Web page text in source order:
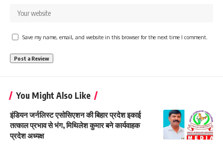
Save my name, email, and website in this browser for the next time I comment.
You Might Also Like
इंडियन जर्नलिस्ट एसोसिएशन की बिहार प्रदेश इकाई
तत्काल प्रभाव से भंग, मिथिलेश कुमार बने कार्यवाहक
प्रदेश अध्यक्ष